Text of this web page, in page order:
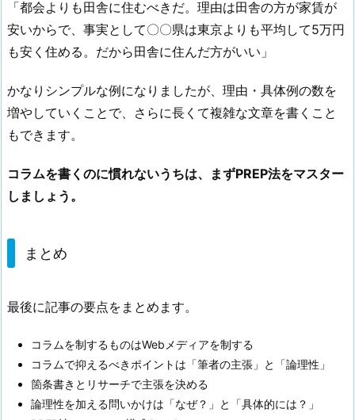
「都会よりも田舎に住むべきだ。理由は田舎の方が家賃が
安いからで、事実として〇〇県は東京よりも平均して5万円
も安く住める。だから田舎に住んだ方がいい」
かなりシンプルな例になりましたが、理由・具体例の数を
増やしていくことで、さらに長くて複雑な文章を書くこと
もできます。
コラムを書くのに慣れないうちは、まずPREP法をマスター
しましょう。
まとめ
最後に記事の要点をまとめます。
コラムを制するものはWebメディアを制する
コラムで抑えるべきポイントは「筆者の主張」と「論理性」
箇条書きとリサーチで主張を決める
論理性を加える問いかけは「なぜ？」と「具体的には？」